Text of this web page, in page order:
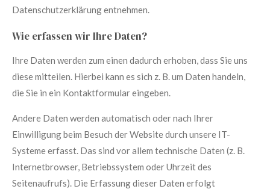
Datenschutzerklärung entnehmen.
Wie erfassen wir Ihre Daten?
Ihre Daten werden zum einen dadurch erhoben, dass Sie uns
diese mitteilen. Hierbei kann es sich z. B. um Daten handeln,
die Sie in ein Kontaktformular eingeben.
Andere Daten werden automatisch oder nach Ihrer
Einwilligung beim Besuch der Website durch unsere IT-
Systeme erfasst. Das sind vor allem technische Daten (z. B.
Internetbrowser, Betriebssystem oder Uhrzeit des
Seitenaufrufs). Die Erfassung dieser Daten erfolgt